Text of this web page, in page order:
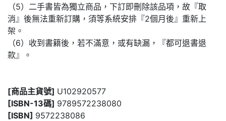
（5）二手書皆為獨立商品，下訂即刪除該品項，故『取
消』後無法重新訂購，須等系統安排『2個月後』重新上
架。
（6）收到書籍後，若不滿意，或有缺漏，『都可退書退
款』。
[商品主貨號] U102920577
[ISBN-13碼] 9789572238080
[ISBN] 9572238086